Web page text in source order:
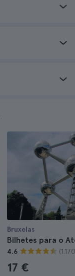
Bruxelas
Bilhetes para o
4.6
17 €